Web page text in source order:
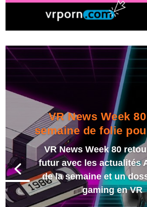
VR News Week
semaine de folie
VR News Week 80
futur avec les actualités
de la semaine et un
gaming en VR